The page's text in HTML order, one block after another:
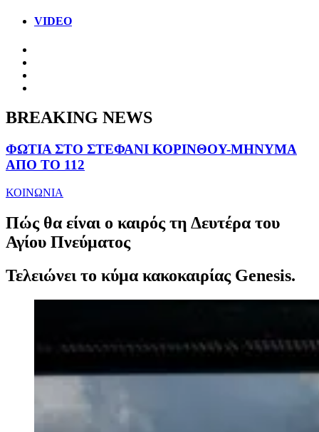
VIDEO
BREAKING NEWS
ΦΩΤΙΑ ΣΤΟ ΣΤΕΦΑΝΙ ΚΟΡΙΝΘΟΥ-ΜΗΝΥΜΑ
ΑΠΟ ΤΟ 112
ΚΟΙΝΩΝΙΑ
Πώς θα είναι ο καιρός τη Δευτέρα του
Αγίου Πνεύματος
Τελειώνει το κύμα κακοκαιρίας Genesis.